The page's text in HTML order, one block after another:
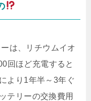
は、リチウムイオ
回ほど充電すると
より1年半～3年ぐ
テリーの交換費用